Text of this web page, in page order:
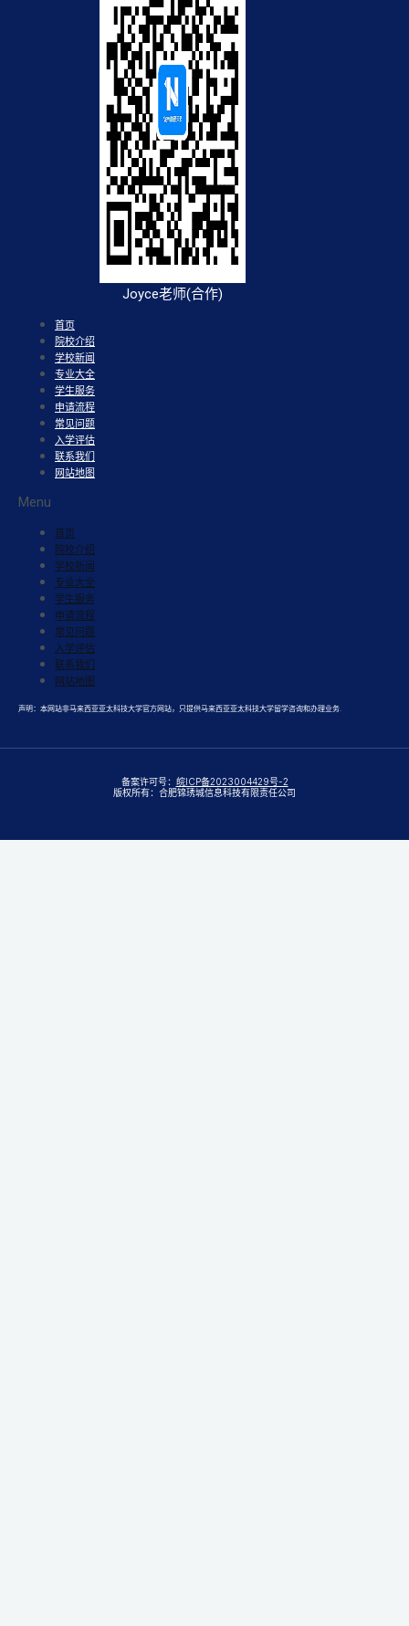
Joyce老师(合作)
首页
院校介绍
学校新闻
专业大全
学生服务
申请流程
常见问题
入学评估
联系我们
网站地图
Menu
首页
院校介绍
学校新闻
专业大全
学生服务
申请流程
常见问题
入学评估
联系我们
网站地图
声明：本网站非马来西亚亚太科技大学官方网站，只提供马来西亚亚太科技大学留学咨询和办理业务.
备案许可号： 皖ICP备2023004429号-2
版权所有：合肥锦琇城信息科技有限责任公司